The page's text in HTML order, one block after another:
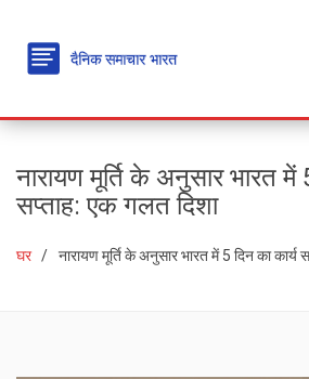
नारायण मूर्ति के अनुसार भारत में
सप्ताह: एक गलत दिशा
घर नारायण मूर्ति के अनुसार भारत में 5 दिन का कार्य